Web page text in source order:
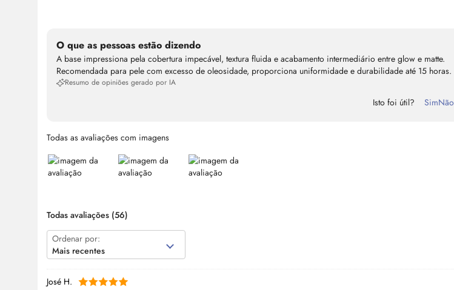
O que as pessoas estão dizendo
A base impressiona pela cobertura impecável, textura fluida e acabamento intermediário entre glow e matte.
Recomendada para pele com excesso de oleosidade, proporciona uniformidade e durabilidade até 15 horas.
Resumo de opiniões gerado por IA
Isto foi útil? SimNão
Todas as avaliações com imagens
Todas avaliações (56)
Ordenar por:
Mais recentes
José H.